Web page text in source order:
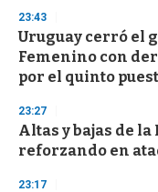
3
s
e
c
o
d
s
23:43
Uruguay cerró el
Femenino con
por el quinto
23:27
Altas y bajas de la
reforzando en
23:17